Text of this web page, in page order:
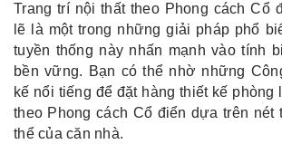
Trang trí nội thất theo Phong cách Cổ
lẽ là một trong những giải pháp phổ
tuyền thống này nhấn mạnh vào tính
bền vững. Bạn có thể nhờ những
kế nổi tiếng để đặt hàng thiết kế phòng
theo Phong cách Cổ điển dựa trên nét
thể của căn nhà.